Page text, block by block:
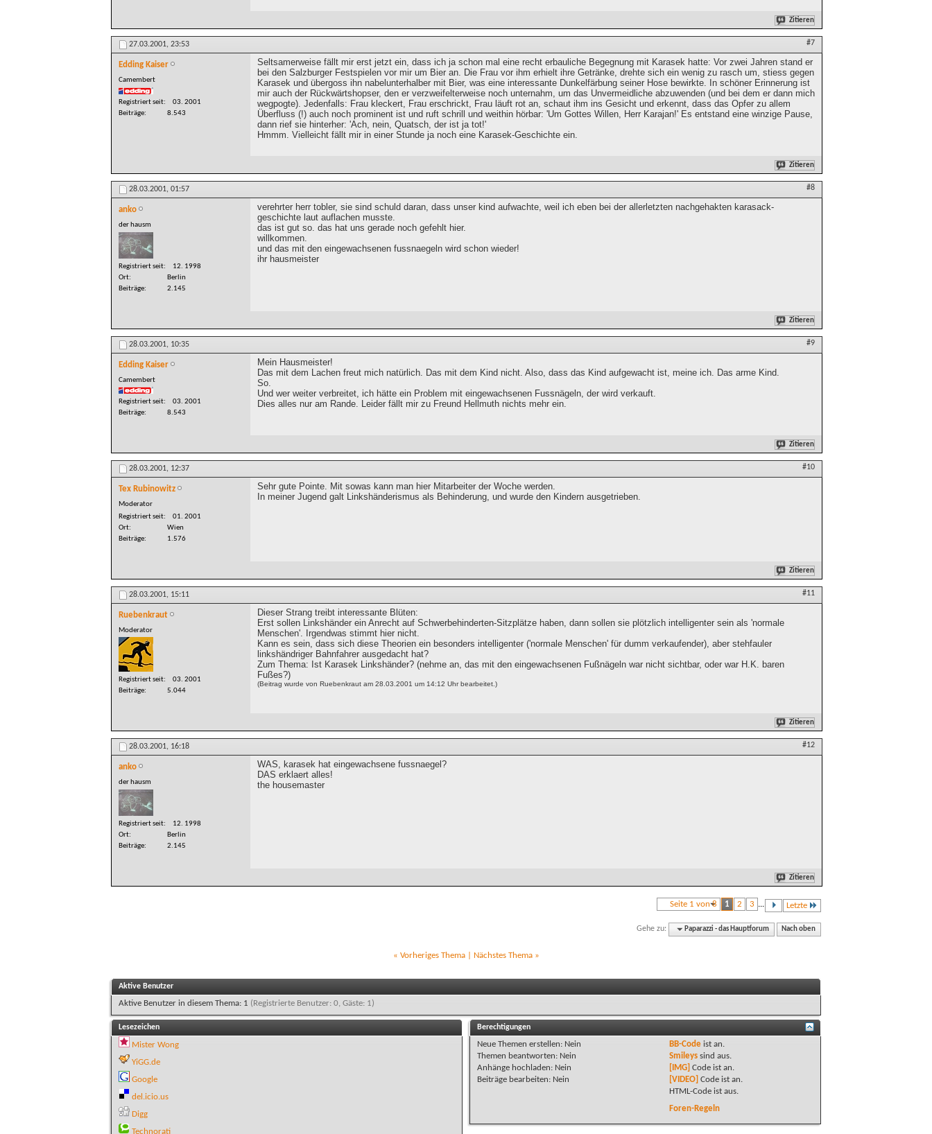
Zitieren
27.03.2001, 23:53 #7
Edding Kaiser
Camembert
Registriert seit
03. 2001
Beiträge
8.543
Seltsamerweise fällt mir erst jetzt ein, dass ich ja schon mal eine recht erbauliche Begegnung mit Karasek hatte: Vor zwei Jahren stand er
bei den Salzburger Festspielen vor mir um Bier an. Die Frau vor ihm erhielt ihre Getränke, drehte sich ein wenig zu rasch um, stiess gegen
Karasek und übergoss ihn nabelunterhalber mit Bier, was eine interessante Dunkelfärbung seiner Hose bewirkte. In schöner Erinnerung ist
mir auch der Rückwärtshopser, den er verzweifelterweise noch unternahm, um das Unvermeidliche abzuwenden (und bei dem er dann mich
wegpogte). Jedenfalls: Frau kleckert, Frau erschrickt, Frau läuft rot an, schaut ihm ins Gesicht und erkennt, dass das Opfer zu allem
Überfluss (!) auch noch prominent ist und ruft schrill und weithin hörbar: 'Um Gottes Willen, Herr Karajan!' Es entstand eine winzige Pause,
dann rief sie hinterher: 'Ach, nein, Quatsch, der ist ja tot!'
Hmmm. Vielleicht fällt mir in einer Stunde ja noch eine Karasek-Geschichte ein.
Zitieren
28.03.2001, 01:57 #8
anko
der hausm
Registriert seit
12. 1998
Ort
Berlin
Beiträge
2.145
verehrter herr tobler, sie sind schuld daran, dass unser kind aufwachte, weil ich eben bei der allerletzten nachgehakten karasack-
geschichte laut auflachen musste.
das ist gut so. das hat uns gerade noch gefehlt hier.
willkommen.
und das mit den eingewachsenen fussnaegeln wird schon wieder!
ihr hausmeister
Zitieren
28.03.2001, 10:35 #9
Edding Kaiser
Camembert
Registriert seit
03. 2001
Beiträge
8.543
Mein Hausmeister!
Das mit dem Lachen freut mich natürlich. Das mit dem Kind nicht. Also, dass das Kind aufgewacht ist, meine ich. Das arme Kind.
So.
Und wer weiter verbreitet, ich hätte ein Problem mit eingewachsenen Fussnägeln, der wird verkauft.
Dies alles nur am Rande. Leider fällt mir zu Freund Hellmuth nichts mehr ein.
Zitieren
28.03.2001, 12:37 #10
Tex Rubinowitz
Moderator
Registriert seit
01. 2001
Ort
Wien
Beiträge
1.576
Sehr gute Pointe. Mit sowas kann man hier Mitarbeiter der Woche werden.
In meiner Jugend galt Linkshänderismus als Behinderung, und wurde den Kindern ausgetrieben.
Zitieren
28.03.2001, 15:11 #11
Ruebenkraut
Moderator
Registriert seit
03. 2001
Beiträge
5.044
Dieser Strang treibt interessante Blüten:
Erst sollen Linkshänder ein Anrecht auf Schwerbehinderten-Sitzplätze haben, dann sollen sie plötzlich intelligenter sein als 'normale
Menschen'. Irgendwas stimmt hier nicht.
Kann es sein, dass sich diese Theorien ein besonders intelligenter ('normale Menschen' für dumm verkaufender), aber stehfauler
linkshändriger Bahnfahrer ausgedacht hat?
Zum Thema: Ist Karasek Linkshänder? (nehme an, das mit den eingewachsenen Fußnägeln war nicht sichtbar, oder war H.K. baren
Fußes?)
(Beitrag wurde von Ruebenkraut am 28.03.2001 um 14:12 Uhr bearbeitet.)
Zitieren
28.03.2001, 16:18 #12
anko
der hausm
Registriert seit
12. 1998
Ort
Berlin
Beiträge
2.145
WAS, karasek hat eingewachsene fussnaegel?
DAS erklaert alles!
the housemaster
Zitieren
Seite 1 von 8 1 2 3 ... Letzte
Gehe zu: Paparazzi - das Hauptforum Nach oben
« Vorheriges Thema| Nächstes Thema »
Aktive Benutzer
Aktive Benutzer in diesem Thema: 1 (Registrierte Benutzer: 0, Gäste: 1)
Lesezeichen
Mister Wong
YiGG.de
Google
del.icio.us
Digg
Technorati
Berechtigungen
Neue Themen erstellen: Nein
Themen beantworten: Nein
Anhänge hochladen: Nein
Beiträge bearbeiten: Nein
BB-Codeist an.
Smileyssind aus.
[IMG] Code ist an.
[VIDEO] Code ist an.
HTML-Code ist aus.
Foren-Regeln